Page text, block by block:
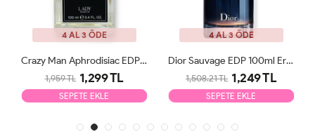
4 AL 3 ÖDE
Crazy Man Aphrodisiac EDP 100ml Erkek Parfüm
1,959 TL 1,299 TL
SEPETE EKLE
4 AL 3 ÖDE
Dior Sauvage EDP 100ml Erkek Parfüm Tester
1,508.21 TL 1,249 TL
SEPETE EKLE